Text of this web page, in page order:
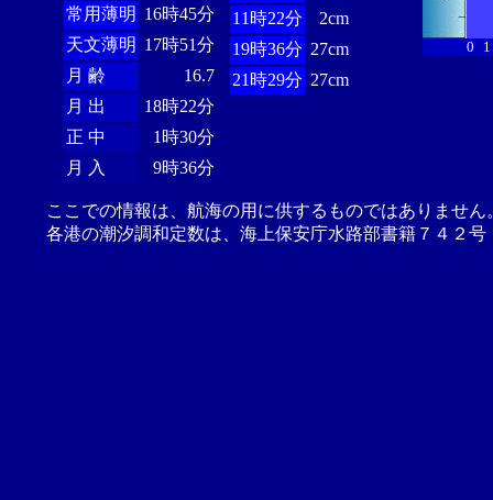
常用薄明 16時45分
天文薄明 17時51分
月 齢
16.7
月 出
18時22分
正 中
1時30分
月 入
9時36分
11時22分
2cm
19時36分 27cm
21時29分 27cm
0 1
ここでの情報は、航海の用に供するものではありませ
各港の潮汐調和定数は、海上保安庁水路部書籍７４２